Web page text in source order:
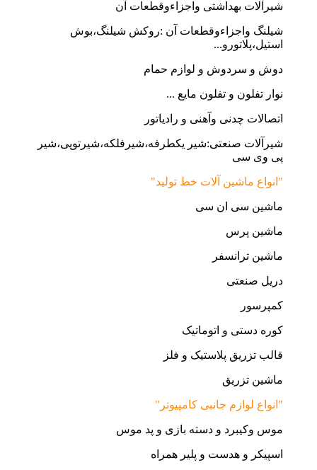
شیرآلات بهداشتی واجزاءوقطعات آن
شیلنگ واجزاءوقطعات آن :روکش شیلنگ،بوش
استیل،پلاتورو...
دوش و سردوش و لوازم حمام
نوار تفلون و تفلون مایع ...
اتصالات چدنی وآهنی و رادیاتور
شیرآلات صنعتی:شیر یکطرفه،شیرفلکه،شیرتوپی،شیر
پی وی سی
"انواع ماشین آلات خط تولید"
ماشین سی ان سی
ماشین پرس
ماشین ترانسفر
دریل صنعتی
کمپرسور
کوره دستی و اتوماتیک
قالب تزریق پلاستیک و فلز
ماشین تزریق
"انواع لوازم جانبی کامپیوتر"
موس وکیبرد و دسته بازی و پد موس
اسپیکر و هدست و پلیر همراه